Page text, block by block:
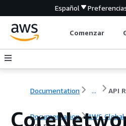
Español
Comenzar
Documentation ... API
Documentation
AWS